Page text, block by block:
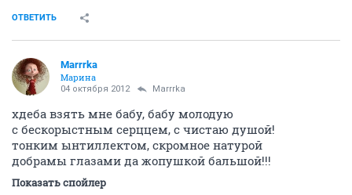
ОТВЕТИТЬ
Marrrka
Марина
04 октября 2012 Marrrka
хдеба взять мне бабу, бабу молодую
с бескорыстным серццем, с чистаю душой!
тонким ынтиллектом, скромное натурой
добрамы глазами да жопушкой бальшой!!!
Показать спойлер